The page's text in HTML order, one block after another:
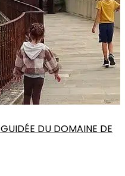
DU DOMAINE DE